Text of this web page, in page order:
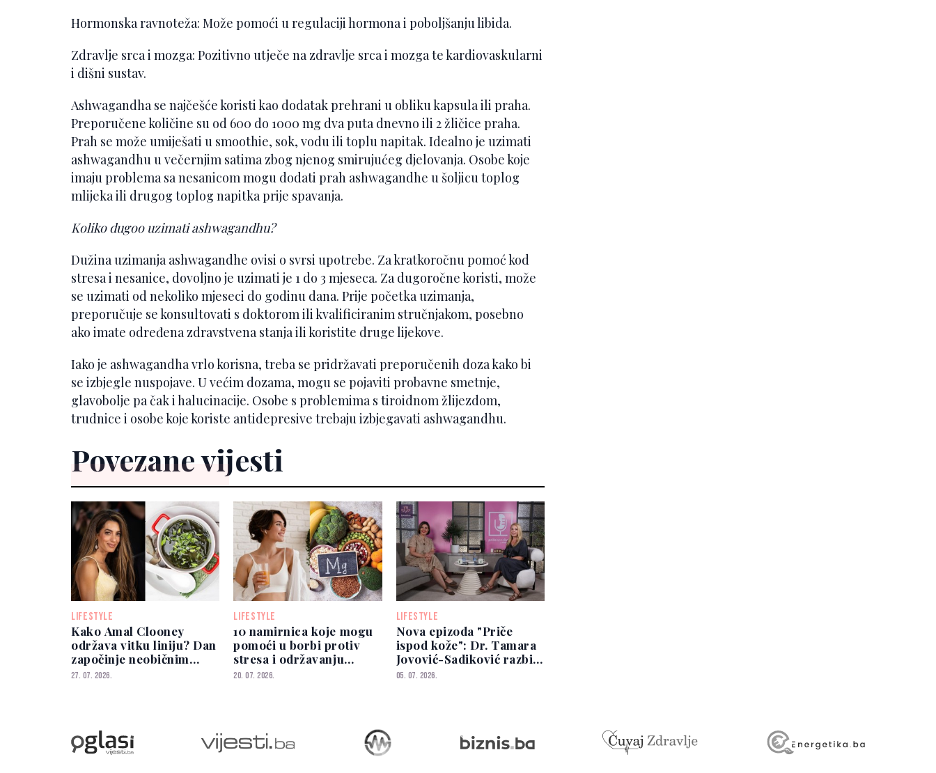
Hormonska ravnoteža: Može pomoći u regulaciji hormona i poboljšanju libida.
Zdravlje srca i mozga: Pozitivno utječe na zdravlje srca i mozga te kardiovaskularni
i dišni sustav.
Ashwagandha se najčešće koristi kao dodatak prehrani u obliku kapsula ili praha.
Preporučene količine su od 600 do 1000 mg dva puta dnevno ili 2 žličice praha.
Prah se može umiješati u smoothie, sok, vodu ili toplu napitak. Idealno je uzimati
ashwagandhu u večernjim satima zbog njenog smirujućeg djelovanja. Osobe koje
imaju problema sa nesanicom mogu dodati prah ashwagandhe u šoljicu toplog
mlijeka ili drugog toplog napitka prije spavanja.
Koliko dugoo uzimati ashwagandhu?
Dužina uzimanja ashwagandhe ovisi o svrsi upotrebe. Za kratkoročnu pomoć kod
stresa i nesanice, dovoljno je uzimati je 1 do 3 mjeseca. Za dugoročne koristi, može
se uzimati od nekoliko mjeseci do godinu dana. Prije početka uzimanja,
preporučuje se konsultovati s doktorom ili kvalificiranim stručnjakom, posebno
ako imate određena zdravstvena stanja ili koristite druge lijekove.
Iako je ashwagandha vrlo korisna, treba se pridržavati preporučenih doza kako bi
se izbjegle nuspojave. U većim dozama, mogu se pojaviti probavne smetnje,
glavobolje pa čak i halucinacije. Osobe s problemima s tiroidnom žlijezdom,
trudnice i osobe koje koriste antidepresive trebaju izbjegavati ashwagandhu.
Povezane vijesti
LIFESTYLE
Kako Amal Clooney
održava vitku liniju? Dan
započinje neobičnim
doručkom
27. 07. 2026.
LIFESTYLE
10 namirnica koje mogu
pomoći u borbi protiv
stresa i održavanju
ravnoteže kortizola
20. 07. 2026.
LIFESTYLE
Nova epizoda "Priče
ispod kože": Dr. Tamara
Jovović-Sadiković razbija
najveće mitove o njezi
05. 07. 2026.